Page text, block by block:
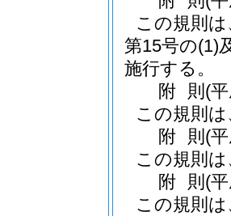
この規則
第15号の(1)
施行する。
附 則 (
この規則
附 則 (
この規則
附 則 (
この規則